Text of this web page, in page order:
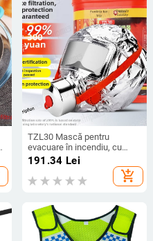
TZL30 Mască pentru
evacuare în incendiu, cu
filtru de fum
191.34 Lei
add_shopping_cart